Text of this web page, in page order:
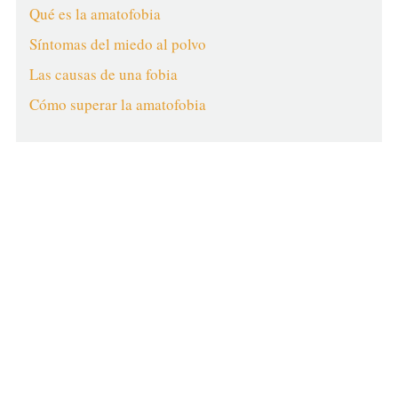
Qué es la amatofobia
Síntomas del miedo al polvo
Las causas de una fobia
Cómo superar la amatofobia